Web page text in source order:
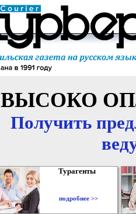
ВЫСОКО
Получить
Турагенты
подробнее >>